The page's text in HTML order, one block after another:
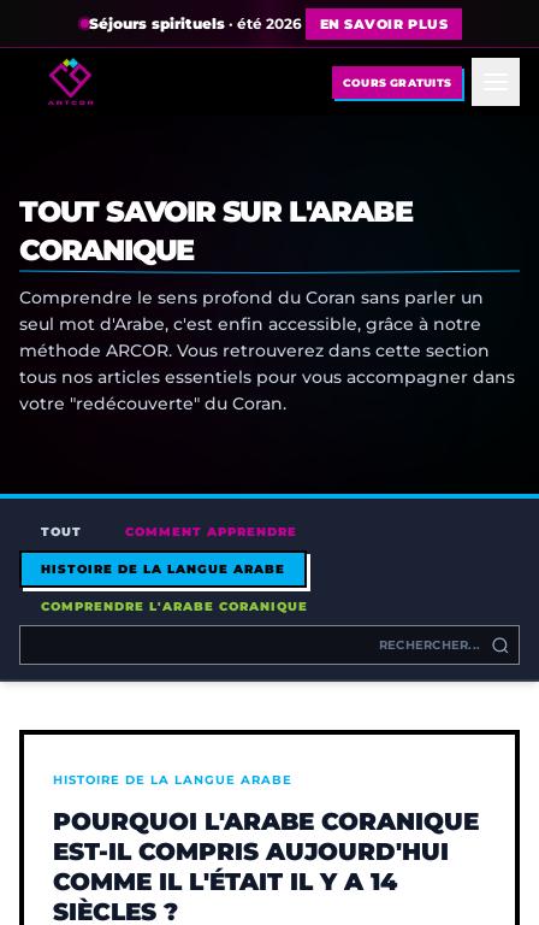
Séjours spirituels· été 2026 EN SAVOIR PLUS
COURS GRATUITS
TOUT SAVOIR SUR L'ARABE
CORANIQUE
Comprendre le sens profond du Coran sans parler un
seul mot d'Arabe, c'est enfin accessible, grâce à notre
méthode ARCOR. Vous retrouverez dans cette section
tous nos articles essentiels pour vous accompagner dans
votre "redécouverte" du Coran.
TOUT COMMENT APPRENDRE
HISTOIRE DE LA LANGUE ARABE
COMPRENDRE L'ARABE CORANIQUE
HISTOIRE DE LA LANGUE ARABE
POURQUOI L'ARABE CORANIQUE
EST-IL COMPRIS AUJOURD'HUI
COMME IL L'ÉTAIT IL Y A 14
SIÈCLES ?